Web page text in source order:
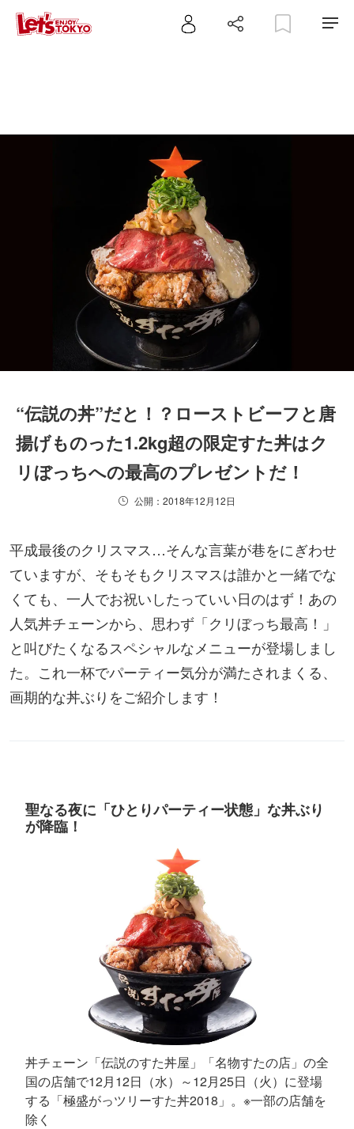
“伝説の丼”だと！？ローストビーフと唐
揚げものった1.2kg超の限定すた丼はク
リぼっちへの最高のプレゼントだ！
公開：2018年12月12日
平成最後のクリスマス…そんな言葉が巷をにぎわせ
ていますが、そもそもクリスマスは誰かと一緒でな
くても、一人でお祝いしたっていい日のはず！あの
人気丼チェーンから、思わず「クリぼっち最高！」
と叫びたくなるスペシャルなメニューが登場しまし
た。これ一杯でパーティー気分が満たされまくる、
画期的な丼ぶりをご紹介します！
聖なる夜に「ひとりパーティー状態」な丼ぶり
が降臨！
丼チェーン「伝説のすた丼屋」「名物すたの店」の全
国の店舗で12月12日（水）～12月25日（火）に登場
する「極盛がっツリーすた丼2018」。※一部の店舗を
除く